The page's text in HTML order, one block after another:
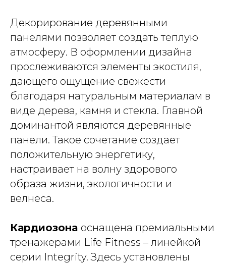
Декорирование деревянными
панелями позволяет создать теплую
атмосферу. В оформлении дизайна
прослеживаются элементы экостиля,
дающего ощущение свежести
благодаря натуральным материалам в
виде дерева, камня и стекла. Главной
доминантой являются деревянные
панели. Такое сочетание создает
положительную энергетику,
настраивает на волну здорового
образа жизни, экологичности и
велнеса.
Кардиозона оснащена премиальными
тренажерами Life Fitness – линейкой
серии Integrity. Здесь установлены